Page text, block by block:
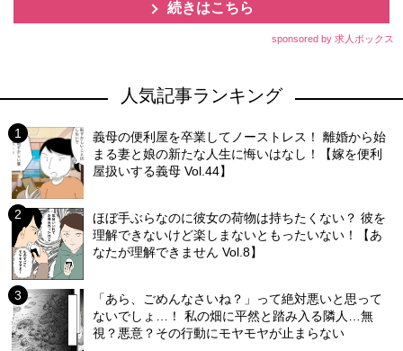
続きはこちら
sponsored by 求人ボックス
人気記事ランキング
義母の便利屋を卒業してノーストレス！ 離婚から始
まる妻と娘の新たな人生に悔いはなし！【嫁を便利
屋扱いする義母 Vol.44】
ほぼ手ぶらなのに彼女の荷物は持ちたくない？ 彼を
理解できないけど楽しまないともったいない！【あ
なたが理解できません Vol.8】
「あら、ごめんなさいね？」って絶対悪いと思って
ないでしょ…！ 私の畑に平然と踏み入る隣人…無
視？悪意？その行動にモヤモヤが止まらない